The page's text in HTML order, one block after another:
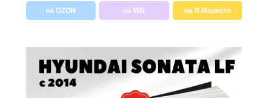
на OZON на WB на Я.Маркете